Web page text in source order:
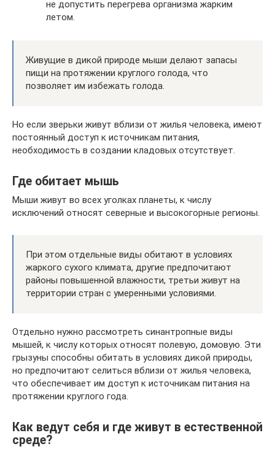
не допустить перегрева организма жарким
летом.
Живущие в дикой природе мыши делают запасы
пищи на протяжении круглого голода, что
позволяет им избежать голода.
Но если зверьки живут вблизи от жилья человека, имеют
постоянный доступ к источникам питания,
необходимость в создании кладовых отсутствует.
Где обитает мышь
Мыши живут во всех уголках планеты, к числу
исключений относят северные и высокогорные регионы.
При этом отдельные виды обитают в условиях
жаркого сухого климата, другие предпочитают
районы повышенной влажности, третьи живут на
территории стран с умеренными условиями.
Отдельно нужно рассмотреть синантропные виды
мышей, к числу которых относят полевую, домовую. Эти
грызуны способны обитать в условиях дикой природы,
но предпочитают селиться вблизи от жилья человека,
что обеспечивает им доступ к источникам питания на
протяжении круглого года.
Как ведут себя и где живут в естественной
среде?